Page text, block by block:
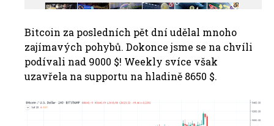
Bitcoin za posledních pět dní udělal mnoho
zajímavých pohybů. Dokonce jsme se na chvíli
podívali nad 9000 $! Weekly svíce však
uzavřela na supportu na hladině 8650 $.